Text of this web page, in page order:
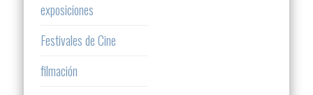
exposiciones
Festivales de Cine
filmación